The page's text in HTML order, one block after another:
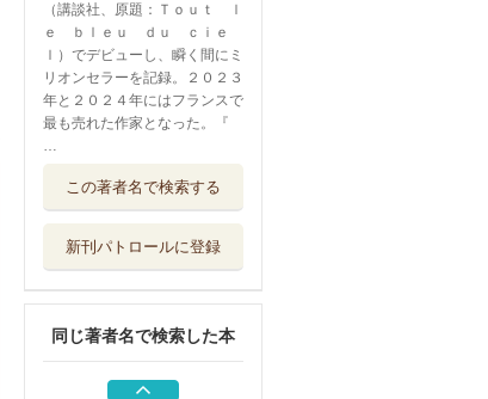
（講談社、原題：Ｔｏｕｔ ｌ
ｅ ｂｌｅｕ ｄｕ ｃｉｅ
ｌ）でデビューし、瞬く間にミ
リオンセラーを記録。２０２３
年と２０２４年にはフランスで
最も売れた作家となった。『
…
この著者名で検索する
新刊パトロールに登録
同じ著者名で検索した本
上
空、はてしない青
講談社
黒帯の映画人 柔
道と映画に捧げ...
カンゼン